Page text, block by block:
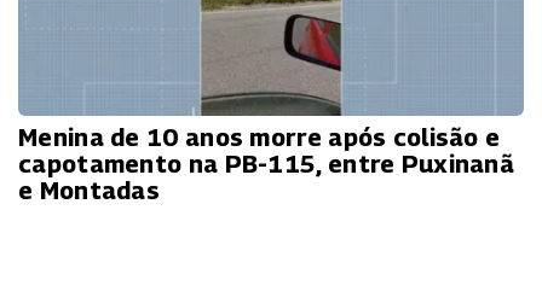
Menina de 10 anos morre após colisão e
capotamento na PB-115, entre Puxinanã
e Montadas